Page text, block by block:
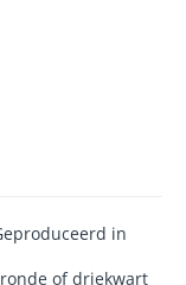
in
of driekwart